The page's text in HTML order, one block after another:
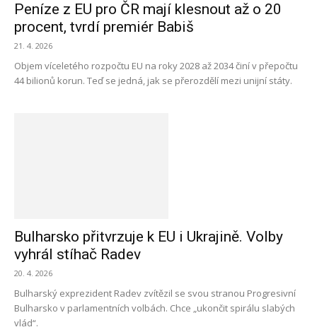
Peníze z EU pro ČR mají klesnout až o 20
procent, tvrdí premiér Babiš
21. 4. 2026
Objem víceletého rozpočtu EU na roky 2028 až 2034 činí v přepočtu
44 bilionů korun. Teď se jedná, jak se přerozdělí mezi unijní státy.
Bulharsko přitvrzuje k EU i Ukrajině. Volby
vyhrál stíhač Radev
20. 4. 2026
Bulharský exprezident Radev zvítězil se svou stranou Progresivní
Bulharsko v parlamentních volbách. Chce „ukončit spirálu slabých
vlád“.